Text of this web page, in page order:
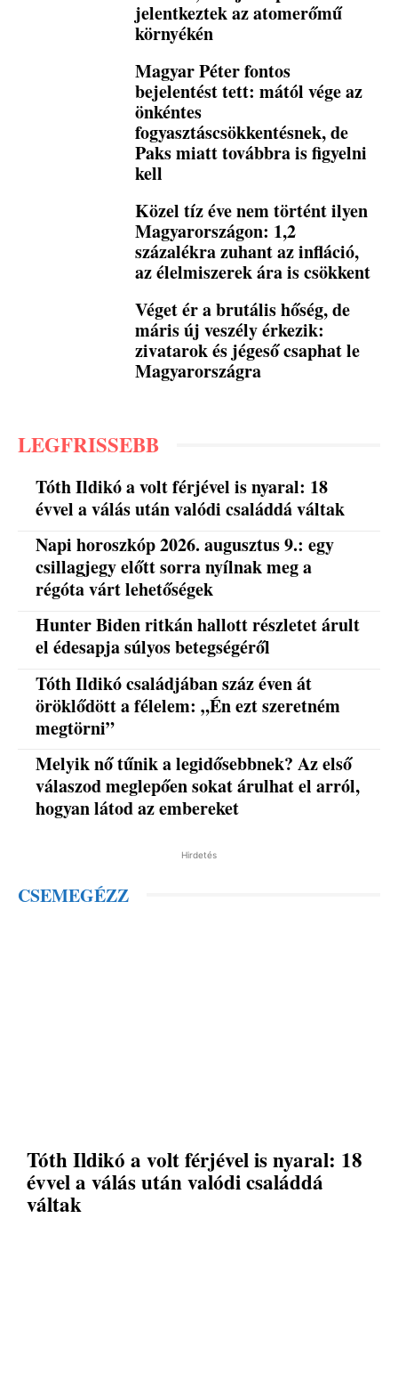
jelentkeztek az atomerőmű
környékén
Magyar Péter fontos
bejelentést tett: mától vége az
önkéntes
fogyasztáscsökkentésnek, de
Paks miatt továbbra is figyelni
kell
Közel tíz éve nem történt ilyen
Magyarországon: 1,2
százalékra zuhant az infláció,
az élelmiszerek ára is csökkent
Véget ér a brutális hőség, de
máris új veszély érkezik:
zivatarok és jégeső csaphat le
Magyarországra
LEGFRISSEBB
Tóth Ildikó a volt férjével is nyaral: 18
évvel a válás után valódi családdá váltak
Napi horoszkóp 2026. augusztus 9.: egy
csillagjegy előtt sorra nyílnak meg a
régóta várt lehetőségek
Hunter Biden ritkán hallott részletet árult
el édesapja súlyos betegségéről
Tóth Ildikó családjában száz éven át
öröklődött a félelem: „Én ezt szeretném
megtörni”
Melyik nő tűnik a legidősebbnek? Az első
válaszod meglepően sokat árulhat el arról,
hogyan látod az embereket
Hirdetés
CSEMEGÉZZ
Tóth Ildikó a volt férjével is nyaral: 18
évvel a válás után valódi családdá
váltak